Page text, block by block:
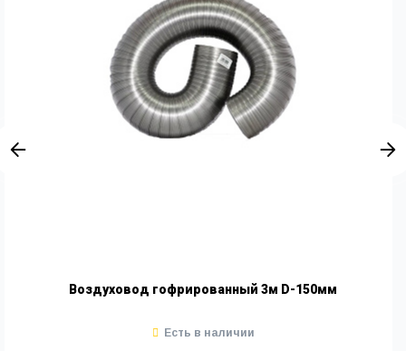
Воздуховод гофрированный 3м D-150мм
Есть в наличии